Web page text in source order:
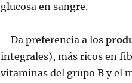
glucosa en sangre.
– Da preferencia a los
integrales), más ricos en
vitaminas del grupo B y el